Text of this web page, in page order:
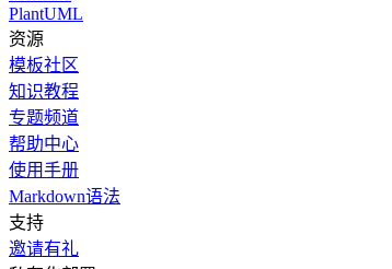
PlantUML
资源
模板社区
知识教程
专题频道
帮助中心
使用手册
Markdown语法
支持
邀请有礼